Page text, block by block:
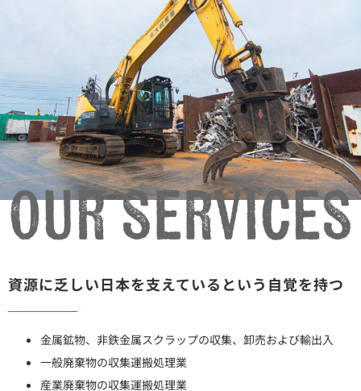
資源に乏しい日本を支えているという自覚を持つ
金属鉱物、非鉄金属スクラップの収集、卸売および輸出入
一般廃棄物の収集運搬処理業
産業廃棄物の収集運搬処理業